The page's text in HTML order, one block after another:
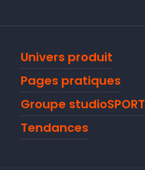
Univers produit
Pages pratiques
Groupe studioSPORT
Tendances